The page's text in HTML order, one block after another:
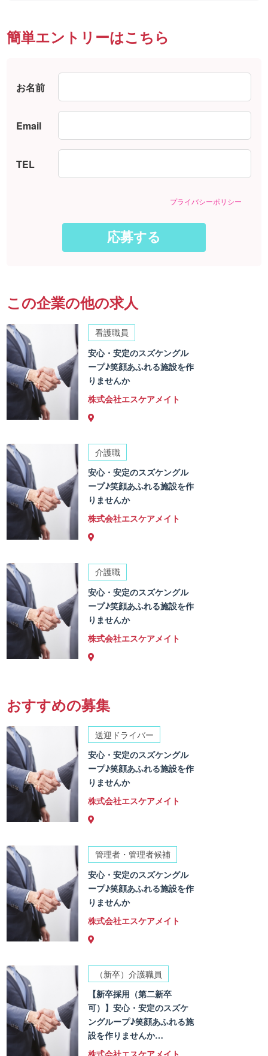
簡単エントリーはこちら
お名前
Email
TEL
プライバシーポリシー
この企業の他の求人
看護職員
安心・安定のスズケングル
ープ♪笑顔あふれる施設を作
りませんか
株式会社エスケアメイト
介護職
安心・安定のスズケングル
ープ♪笑顔あふれる施設を作
りませんか
株式会社エスケアメイト
介護職
安心・安定のスズケングル
ープ♪笑顔あふれる施設を作
りませんか
株式会社エスケアメイト
おすすめの募集
送迎ドライバー
安心・安定のスズケングル
ープ♪笑顔あふれる施設を作
りませんか
株式会社エスケアメイト
管理者・管理者候補
安心・安定のスズケングル
ープ♪笑顔あふれる施設を作
りませんか
株式会社エスケアメイト
（新卒）介護職員
【新卒採用（第二新卒
可）】安心・安定のスズケ
ングループ♪笑顔あふれる施
設を作りませんか…